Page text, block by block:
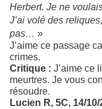
Herbert. Je ne
J’ai volé des
pas… »
J’aime ce passage
crimes.
Critique : J’aime ce
meurtres. Je vous
résoudre.
Lucien R, 5C, 14/10/